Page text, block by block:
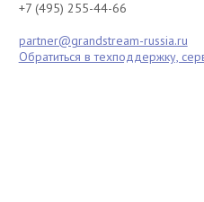
+7 (495) 255-44-66
partner@grandstream-russia.ru
Обратиться в техподдержку,